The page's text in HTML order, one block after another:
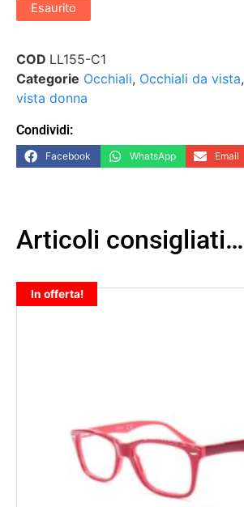
Esaurito
COD LL155-C1
Categorie Occhiali, Occhiali da vista,
vista donna
Condividi:
Facebook WhatsApp Email
Articoli consigliati…
In offerta!